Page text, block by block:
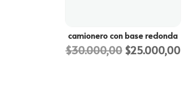
camionero con base redonda
$30.000,00 El
$25.000,00El